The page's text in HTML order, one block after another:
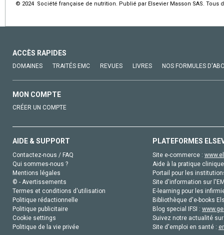
© 2024 Société française de nutrition. Publié par Elsevier Masson SAS. Tous
ACCÈS RAPIDES
DOMAINES TRAITÉS EMC REVUES LIVRES NOS FORMULES
MON COMPTE
CRÉER UN COMPTE
AIDE & SUPPORT
Contactez-nous / FAQ
Qui sommes-nous ?
Mentions légales
© - Avertissements
Termes et conditions d'utilisation
Politique rédactionnelle
Politique publicitaire
Cookie settings
Politique de la vie privée
PLATEFORMES
Site e-commerce :
Aide à la pratique
Portail pour les
Site d'information sur
E-learning pour les
Bibliothèque d'e-books
Blog special IFSI :
Suivez notre actualité
Site d'emploi en santé :